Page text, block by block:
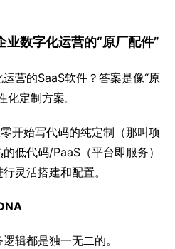
数字化运营的“原厂配件”
营的SaaS软件？答案是像“原
化定制方案。
开始写代码的纯定制（那叫项
低代码/PaaS（平台即服务）
灵活搭建和配置。
辑都是独一无二的。